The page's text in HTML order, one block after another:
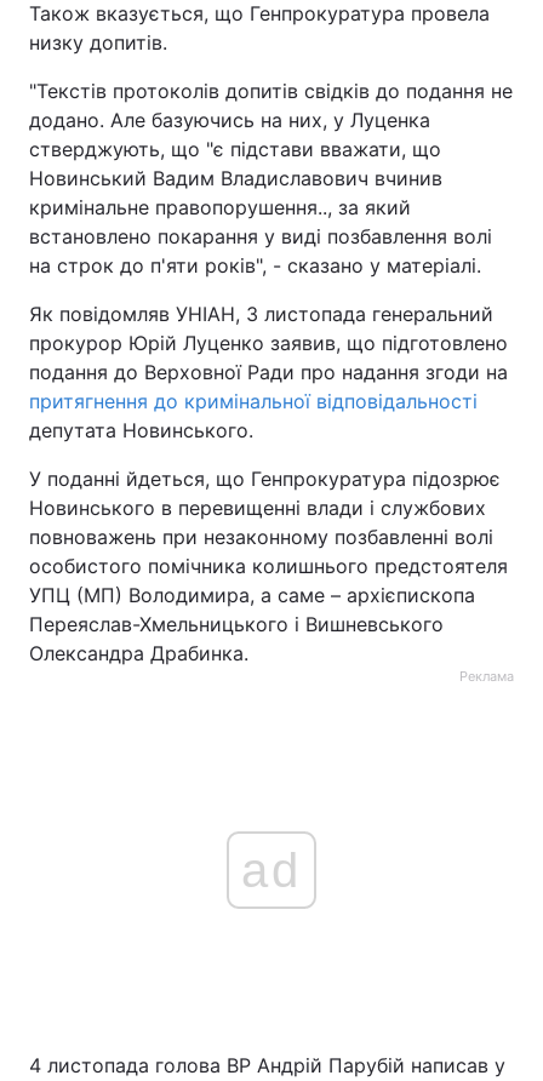
Контакти
Послуги
Тема оформлення
Також вказується, що Генпрокуратура провела
низку допитів.
"Текстів протоколів допитів свідків до подання не
додано. Але базуючись на них, у Луценка
стверджують, що "є підстави вважати, що
Новинський Вадим Владиславович вчинив
кримінальне правопорушення.., за який
встановлено покарання у виді позбавлення волі
на строк до п'яти років", - сказано у матеріалі.
Як повідомляв УНІАН, 3 листопада генеральний
прокурор Юрій Луценко заявив, що підготовлено
подання до Верховної Ради про надання згоди на
притягнення до кримінальної відповідальності
депутата Новинського.
У поданні йдеться, що Генпрокуратура підозрює
Новинського в перевищенні влади і службових
повноважень при незаконному позбавленні волі
особистого помічника колишнього предстоятеля
УПЦ (МП) Володимира, а саме – архієпископа
Переяслав-Хмельницького і Вишневського
Олександра Драбинка.
Реклама
ad
4 листопада голова ВР Андрій Парубій написав у